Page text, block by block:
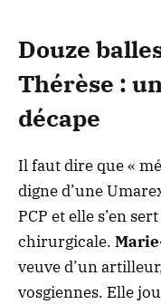
Douze
Thérèse :
décape
Il faut dire que «
digne d’une
PCP et elle s’en
chirurgicale.
veuve d’un
vosgiennes. Elle